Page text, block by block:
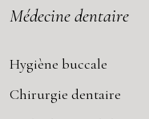
Médecine dentaire
Hygiène buccale
Chirurgie dentaire